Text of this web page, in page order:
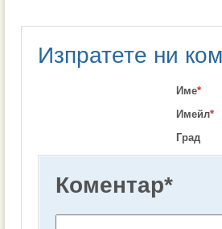
Изпратете ни
Име*
Имейл*
Град
Коментар*